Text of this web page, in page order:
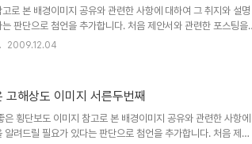
크 썸네일 모음 ▣ ☆ ▣ 제안서 배경에 좋은..
로 본 배경이미지 공유와 관련한 사항에 대하여 그 취지와 설명
판단으로 첨언을 추가합니다. 처음 제안서와 관련한 포스팅을
글을 올리게 되면서 이미지 공유를 생각했고, 저작권 등 여러 고
니다. ^^ 이미지 출처: interfacelift.com ▣ 멋진제안서 만들기
크 썸네일 모음 ▣ ☆ ▣ 제안서 배경에 좋은..
2009.12.04
고해상도 이미지 서른두번째
횡단보도 이미지 참고로 본 배경이미지 공유와 관련한 사항에
알려드릴 필요가 있다는 판단으로 첨언을 추가합니다. 처음 제안